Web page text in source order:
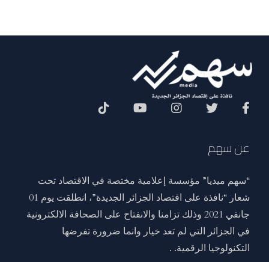
عن سهم
“سهم ميديا” مؤسسة إعلامية مختصة في الاقتصاد تحت
شعار “نافذة على اقتصاد الجزائر الجديدة”، انطلقت يوم 01
جانفي 2021 وذلك تزامنا والانفتاح على الصحافة الالكترونية
في الجزائر التي لم تعد خيار وانما ضرورة تفرضها
التكنولوجيا الرقمية. .